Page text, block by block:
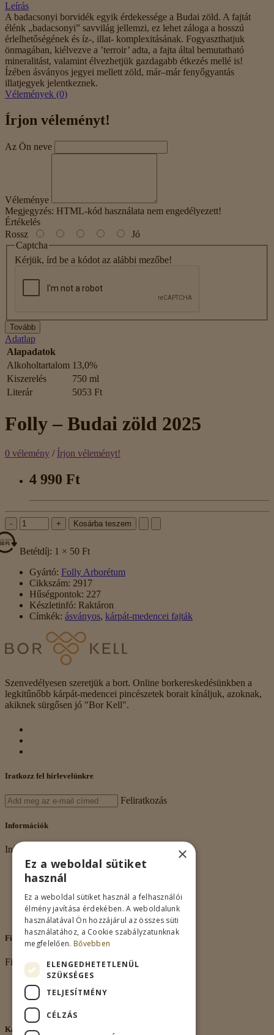
Leírás
A badacsonyi borvidék egyik érdekessége a Budai zöld. A fajtát
élénk „badacsonyi” savvilág jellemzi, ez lehet záloga a hosszú
érlelhetőségének és íz-, illat- komplexitásának. Fogyaszthatjuk
önmagában, kiélvezve a ’terroir’ adta, a fajta által bemutatható
mineralitást, valamint élvezhetjük gazdagabb étkezés mellé is!
Ízében ásványos jegyei mellett zöld, már–már fenyőgyantás
illatjegyek jelentkeznek.
Vélemények (0)
Írjon véleményt!
Az Ön neve
Véleménye
Megjegyzés: HTML-kód használata nem engedélyezett!
Értékelés
Rossz
Jó
Captcha
Kérjük, írd be a kódot az alábbi mezőbe!
Tovább
Adatlap
Alapadatok
Alkoholtartalom 13,0%
Kiszerelés
750 ml
Literár
5053 Ft
Folly – Budai zöld 2025
0 vélemény / Írjon véleményt!
4 990 Ft
- + Kosárba teszem
Betétdíj: 1 × 50 Ft
Gyártó: Folly Arborétum
Cikkszám: 2917
Hűségpontok: 227
Készletinfó: Raktáron
Címkék: ásványos, kárpát-medencei fajták
Szenvedélyesen szeretjük a bort. Online borkereskedésünkben a
legkitűnőbb kárpát-medencei pincészetek borait kínáljuk, azoknak,
akiknek sürgősen jó "Bor Kell".
Iratkozz fel hírlevelünkre
Feliratkozás
Információk
Információk
Rólunk
Adatkezelés
Vásárlási feltételek
Nagykereskedelem
Kapcsolat
Fiókom
Fiókom
Fiókom
Rendeléseim
Kívánságlista
Kapcsolat
×
Ez a weboldal sütiket
használ
Ez a weboldal sütiket használ a felhasználói
élmény javítása érdekében. A weboldalunk
használatával Ön hozzájárul az összes süti
használatához, a Cookie szabályzatunknak
megfelelően. Bővebben
ELENGEDHETETLENÜL
SZÜKSÉGES
TELJESÍTMÉNY
CÉLZÁS